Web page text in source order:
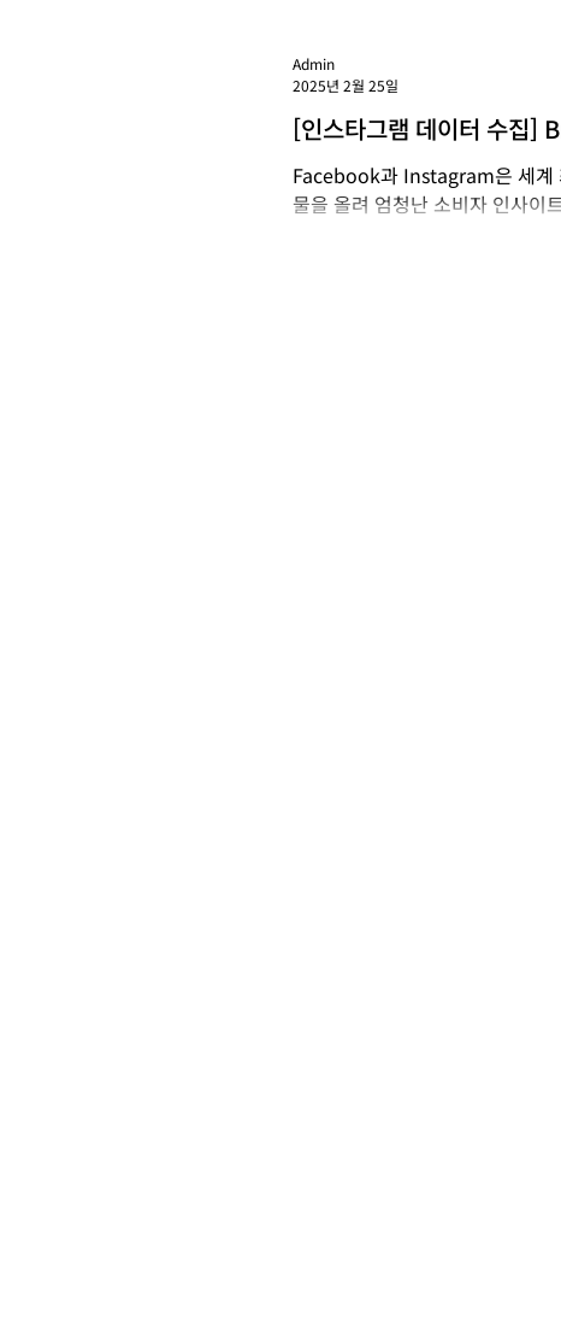
[인스타그램 데이터 수집]
터 커버리지 확보 방법
Facebook과 Instagram은 세계
물을 올려 엄청난 소비자 인사이
Admin
2025년 2월 25일